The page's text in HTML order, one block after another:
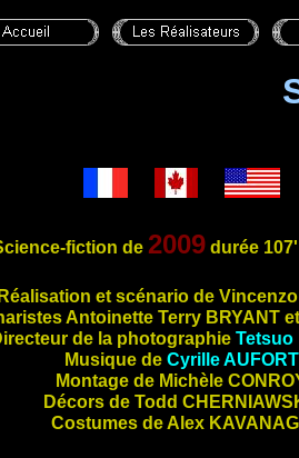
fiction de 2009 durée
ion et scénario de
Antoinette Terry BRYANT
de la photographie Tetsuo
Musique de CyrilleAUFORT
Montage de Michèle
Décors de Todd
Costumes de Alex